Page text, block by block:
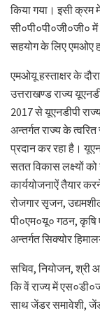
किया गया। इसी क्रम
सी०पी०पी०जी०जी०
सहयोग के लिए एमओए
एमओयू हस्ताक्षर के
उत्तराखण्ड राज्य
2017 से यूएनडीपी
अन्तर्गत राज्य के
प्रदान कर रहा है।
सतत विकास लक्ष्यों
कार्ययोजनाऐं तैयार
रोजगार सृजन,
पी०एम०यू० गठन, कृषि
अन्तर्गत सिक्योर
सचिव, नियोजन, श्री
कि वें राज्य में
साथ जेंडर समावेशी,